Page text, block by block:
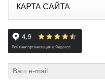
КАРТА САЙТА